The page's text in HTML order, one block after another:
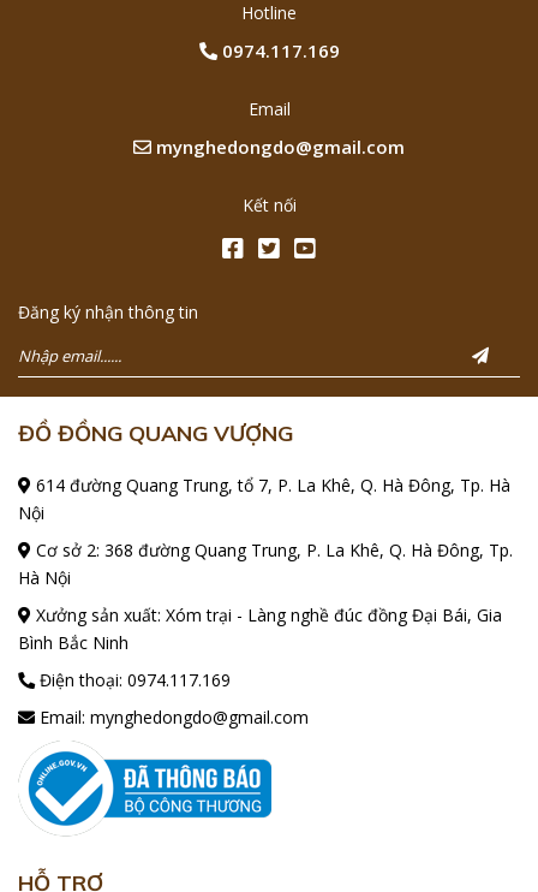
Hotline
0974.117.169
Email
mynghedongdo@gmail.com
Kết nối
Đăng ký nhận thông tin
ĐỒ ĐỒNG QUANG VƯỢNG
614 đường Quang Trung, tổ 7, P. La Khê, Q. Hà Đông, Tp. Hà
Nội
Cơ sở 2: 368 đường Quang Trung, P. La Khê, Q. Hà Đông, Tp.
Hà Nội
Xưởng sản xuất: Xóm trại - Làng nghề đúc đồng Đại Bái, Gia
Bình Bắc Ninh
Điện thoại: 0974.117.169
Email: mynghedongdo@gmail.com
HỖ TRỢ